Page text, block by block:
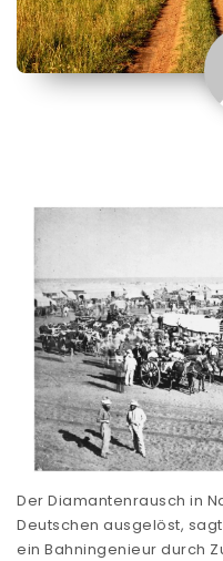
Der Diamantenrausch in
Deutschen ausgelöst,
ein Bahningenieur durch